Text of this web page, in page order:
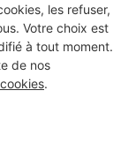
les refuser,
Votre choix est
à tout moment.
de nos
.